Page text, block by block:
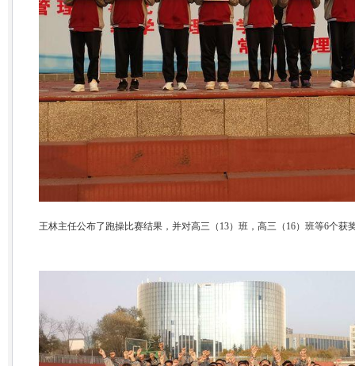
王林主任公布了跑操比赛结果，并对高三（13）班，高三（16）班等6个获